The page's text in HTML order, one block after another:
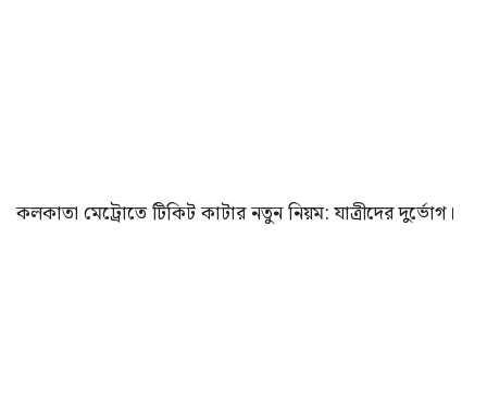
কলকাতা মেট্রোতে টিকিট কাটার নতুন নিয়ম: যাত্রীদের দুর্ভোগ।